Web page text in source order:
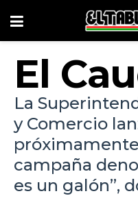
El
La
y Comercio
campaña
es un galón”,